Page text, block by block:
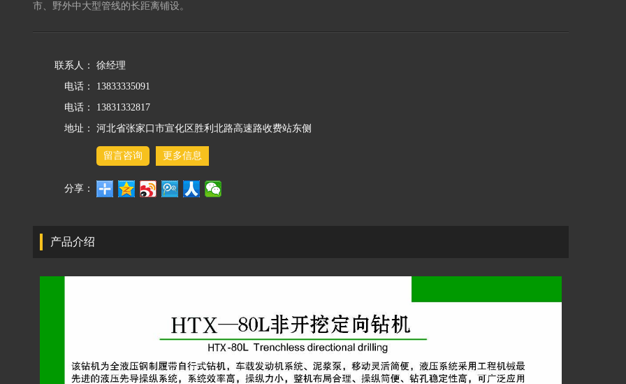
市、野外中大型管线的长距离铺设。
联系人：
徐经理
电话：
13833335091
电话：
13831332817
地址：
河北省张家口市宣化区胜利北路高速路收费站东侧
留言咨询 更多信息
分享：
产品介绍